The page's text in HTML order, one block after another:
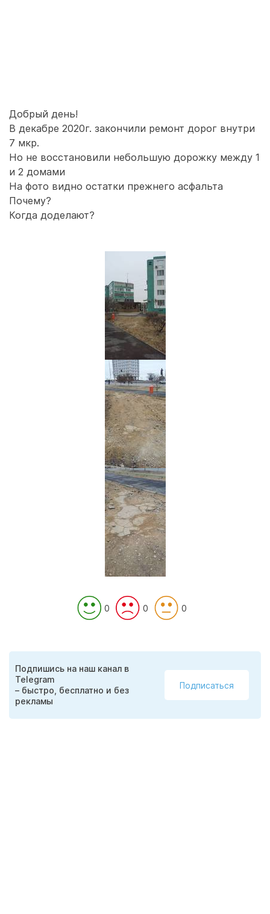
Добрый день!
В декабре 2020г. закончили ремонт дорог внутри
7 мкр.
Но не восстановили небольшую дорожку между 1
и 2 домами
На фото видно остатки прежнего асфальта
Почему?
Когда доделают?
0 0 0
Подпишись на наш канал в
Telegram
– быстро, бесплатно и без
рекламы
Подписаться